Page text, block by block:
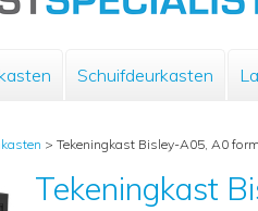
Schuifdeurkasten
> Tekeningkast Bisley-A05, A0
Tekeningkast